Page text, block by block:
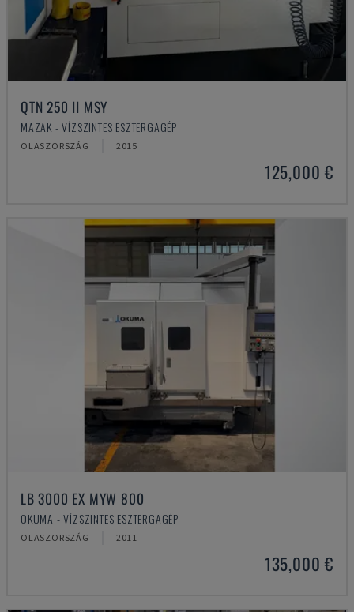
QTN 250 II MSY
MAZAK - VÍZSZINTES ESZTERGAGÉP
OLASZORSZÁG 2015
125,000 €
LB 3000 EX MYW 800
OKUMA - VÍZSZINTES ESZTERGAGÉP
OLASZORSZÁG 2011
135,000 €